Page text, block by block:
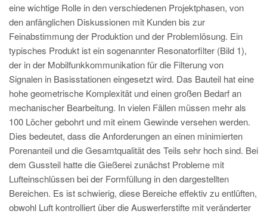
eine wichtige Rolle in den verschiedenen Projektphasen, von
den anfänglichen Diskussionen mit Kunden bis zur
Feinabstimmung der Produktion und der Problemlösung. Ein
typisches Produkt ist ein sogenannter Resonatorfilter (Bild 1),
der in der Mobilfunkkommunikation für die Filterung von
Signalen in Basisstationen eingesetzt wird. Das Bauteil hat eine
hohe geometrische Komplexität und einen großen Bedarf an
mechanischer Bearbeitung. In vielen Fällen müssen mehr als
100 Löcher gebohrt und mit einem Gewinde versehen werden.
Dies bedeutet, dass die Anforderungen an einen minimierten
Porenanteil und die Gesamtqualität des Teils sehr hoch sind. Bei
dem Gussteil hatte die Gießerei zunächst Probleme mit
Lufteinschlüssen bei der Formfüllung in den dargestellten
Bereichen. Es ist schwierig, diese Bereiche effektiv zu entlüften,
obwohl Luft kontrolliert über die Auswerferstifte mit veränderter